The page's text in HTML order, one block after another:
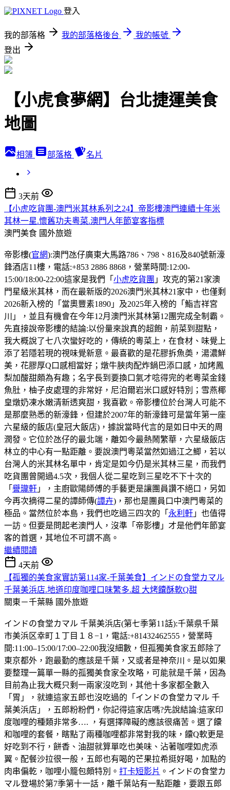
登入
我的部落格 我的部落格後台
我的帳號
登出
【小虎食夢網】台北捷運美食
地圖
相簿 部落格 名片
3天前
【小虎吃貨團-澳門米其林系列之24】帝影樓澳門連續十年米
其林一星.懷舊功夫粵菜.澳門人年節宴客指標
澳門美食 國外旅遊
帝影樓(官網):澳門氹仔廣東大馬路786、798、816及840號新濠
鋒酒店11樓，電話:+853 2886 8868，營業時間:12:00-
15:00/18:00-22:00這家是我們「 小虎吃貨團 」攻克的第21家澳
門星級米其林，而在最新版的2026澳門米其林21家中，也僅剩
2026新入榜的「當奧豐素1890」及2025年入榜的「鮨吉祥宮
川」，並且有機會在今年12月澳門米其林第12團完成全制霸。
先直接說帝影樓的結論:以份量來說真的超飽，前菜到甜點，
我大概說了七八次蠻好吃的，傳統的粵菜上，在食材、味覺上
添了若隱若現的視味覺新意。最喜歡的是花膠拆魚𡙡，湯濃鮮
美，花膠厚Q口感相當好；燉牛脥肉配炸鍋巴添口感，加烤鳳
梨加酸甜頗為有趣；名字長到要換口氣才唸得完的老粵菜金錢
魚肚，柚子皮處理的非常好，尼泊爾岩米口感好特別；雪燕椰
皇燉奶凍水嫩清新透爽甜，我喜歡。帝影樓位於台灣人可能不
是那麼熟悉的新濠鋒，但建於2007年的新濠鋒可是當年第一座
六星級的飯店(皇冠大飯店)，據說當時代言的是如日中天的周
潤發。它位於氹仔的最北端，離如今最熱鬧繁華，六星級飯店
林立的中心有一點距離。要說澳門粵菜當然如過江之鯽，若以
台灣人的米其林名單中，肯定是如今仍是米其林三星，而我們
吃貨團曾開過4.5次，我個人從二星吃到三星吃不下十次的
「 譽瓏軒 」，主廚歐陽師傅的手藝更是讓團員讚不絕口，另如
今再次摘得二星的譚師傳(譚卉)，那也是團員口中澳門粵菜的
極品。當然位於本島，我們也吃過三四次的「 永利軒 」也值得
一訪。但要是問起老澳門人，沒準「帝影樓」才是他們年節宴
客的首選，其地位不可謂不高。
繼續閱讀
4天前
【孤獨的美食家實訪第114家-千葉美食】インドの食堂カマル
千葉美浜店.地道印度咖哩口味繁多.超 大烤饢酥軟Q甜
關東－千葉縣 國外旅遊
インドの食堂カマル 千葉美浜店(第七季第11話):千葉県千葉
市美浜区幸町１丁目１８−1，電話:+81432462555，營業時
間:11:00–15:00/17:00–22:00我沒細數，但孤獨美食家五郎除了
東京都外，跑最勤的應該是千葉，又或者是神奈川。是以如果
要整理一篇單一縣的孤獨美食家全攻略，可能就是千葉，因為
目前為止我大概只剩一兩家沒吃到，其他十多家都全數入
「胃」，就連這家五郎也沒吃過的「インドの食堂カマル 千
葉美浜店」，五郎粉粉們，你記得這家店嗎?先說結論:這家印
度咖哩的種類非常多…. ，有選擇障礙的應該很痛苦。選了饢
和咖哩的套餐，瞎點了兩種咖哩都非常對我的味，饢Q軟更是
好吃到不行，餅香、油甜就算單吃也美味、沾著咖哩如虎添
翼。配餐沙拉很一般，五郎也有喝的芒果拉希挺好喝，加點的
肉串偏乾，咖哩小籠包頗特別。 打卡短影片 。インドの食堂カ
マル登場於第7季第十一話，離千葉站有一點距離，要跟五郎